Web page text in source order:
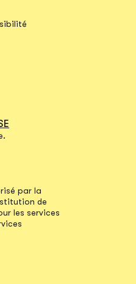
par la
de
les services